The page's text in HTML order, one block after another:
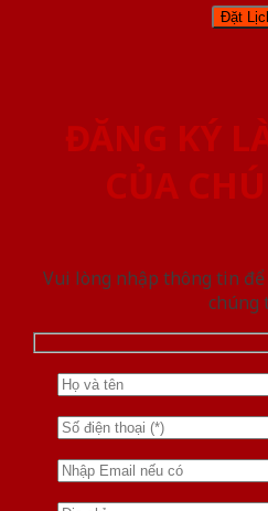
ĐĂNG KÝ
CỦA
Vui lòng nhập thông tin
chúng